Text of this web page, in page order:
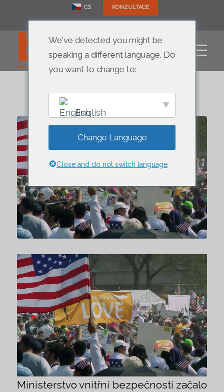
CS KONZULTACE
Zavolejte nám: +1 (305) 792-8677
DREAMERS MOHOU
POŽÁDAT O
ODLOŽENOU AKCI
Ministerstvo vnitřní bezpečnosti začalo
We've detected you might be
speaking a different language. Do
you want to change to:
English
Change Language
Close and do not switch language